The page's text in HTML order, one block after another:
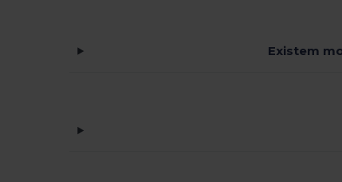
Existem